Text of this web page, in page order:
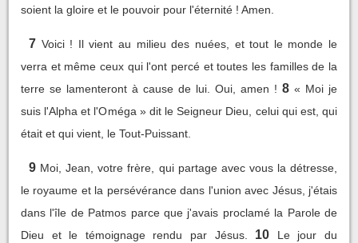
soient la gloire et le pouvoir pour l'éternité ! Amen.
7 Voici ! Il vient au milieu des nuées, et tout le monde le
verra et même ceux qui l'ont percé et toutes les familles de la
terre se lamenteront à cause de lui. Oui, amen ! 8 « Moi je
suis l'Alpha et l'Oméga » dit le Seigneur Dieu, celui qui est, qui
était et qui vient, le Tout-Puissant.
9 Moi, Jean, votre frère, qui partage avec vous la détresse,
le royaume et la persévérance dans l'union avec Jésus, j'étais
dans l'île de Patmos parce que j'avais proclamé la Parole de
Dieu et le témoignage rendu par Jésus.
10
Le jour du